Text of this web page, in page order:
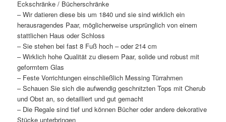
Eckschränke / Bücherschränke
– Wir datieren diese bis um 1840 und sie sind wirklich ein
herausragendes Paar, möglicherweise ursprünglich von einem
stattlichen Haus oder Schloss
– Sie stehen bei fast 8 Fuß hoch – oder 214 cm
– Wirklich hohe Qualität zu diesem Paar, solide und robust mit
geformtem Glas
– Feste Vorrichtungen einschließlich Messing Türrahmen
– Schauen Sie sich die aufwendig geschnitzten Tops mit Cherub
und Obst an, so detailliert und gut gemacht
– Die Regale sind tief und können Bücher oder andere dekorative
Stücke unterbringen